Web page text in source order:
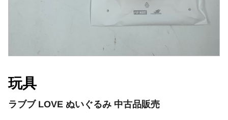
玩具
ラブブ LOVE ぬいぐるみ 中古品販売